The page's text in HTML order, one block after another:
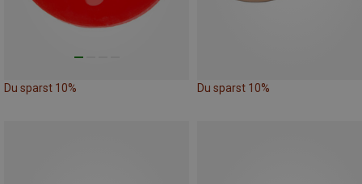
Du sparst 10% Du sparst 10%